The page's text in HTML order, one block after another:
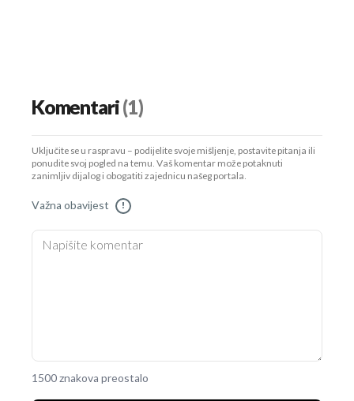
Komentari(1)
Uključite se u raspravu – podijelite svoje mišljenje, postavite pitanja ili
ponudite svoj pogled na temu. Vaš komentar može potaknuti
zanimljiv dijalog i obogatiti zajednicu našeg portala.
Važna obavijest !
1500 znakova preostalo